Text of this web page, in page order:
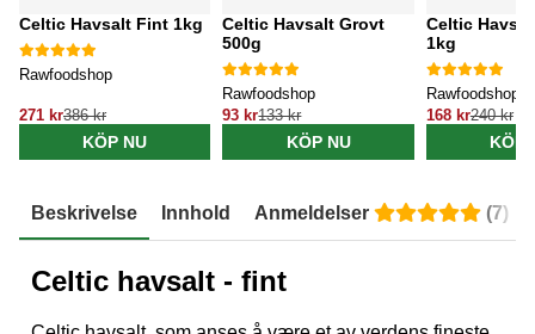
Celtic Havsalt Fint 1kg
Rawfoodshop
271 kr386 kr
KÖP NU
Celtic Havsalt Grovt
500g
Rawfoodshop
93 kr133 kr
KÖP NU
Celtic
1kg
Rawfoodshop
168 kr240 kr
KÖP
Beskrivelse Innhold Anmeldelser (7)
Celtic havsalt - fint